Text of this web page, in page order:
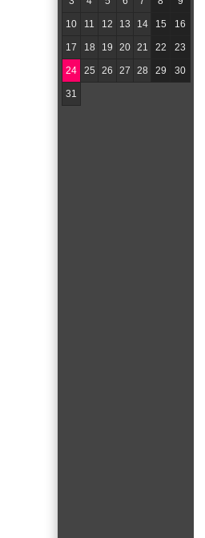
10 11 12 13 14 15 16
17 18 19 20 21 22 23
24 25 26 27 28 29 30
31